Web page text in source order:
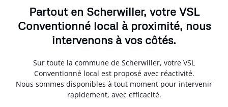
Partout en Scherwiller, votre VSL
Conventionné local à proximité, nous
intervenons à vos côtés.
Sur toute la commune de Scherwiller, votre VSL
Conventionné local est proposé avec réactivité.
Nous sommes disponibles à tout moment pour intervenir
rapidement, avec efficacité.